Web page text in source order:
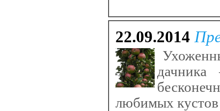
22.09.2014
дачника
любимых кустов